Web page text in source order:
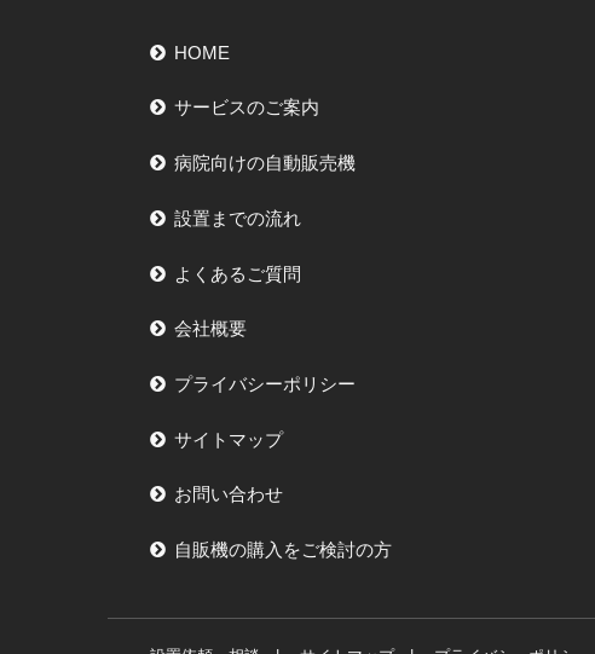
HOME
サービスのご案内
病院向けの自動販売機
設置までの流れ
よくあるご質問
会社概要
プライバシーポリシー
サイトマップ
お問い合わせ
自販機の購入をご検討の方